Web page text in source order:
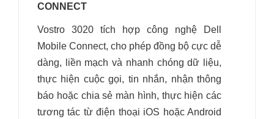
CONNECT
Vostro 3020 tích hợp công nghệ Dell
Mobile Connect, cho phép đồng bộ cực dễ
dàng, liền mạch và nhanh chóng dữ liệu,
thực hiện cuộc gọi, tin nhắn, nhận thông
báo hoặc chia sẻ màn hình, thực hiện các
tương tác từ điện thoại iOS hoặc Android